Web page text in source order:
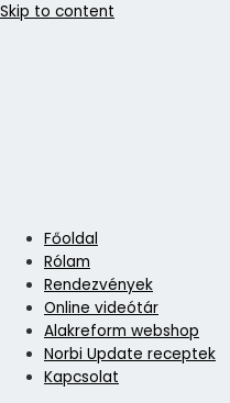
Skip to content
Főoldal
Rólam
Rendezvények
Online videótár
Alakreform webshop
Norbi Update receptek
Kapcsolat